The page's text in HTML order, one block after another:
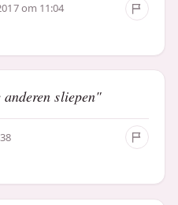
om 11:04
sliepen"